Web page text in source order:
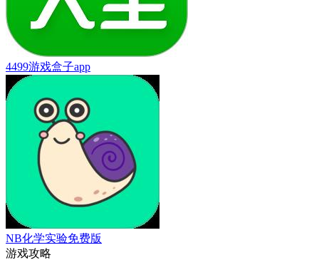
4499游戏盒子app
NB化学实验免费版
游戏攻略